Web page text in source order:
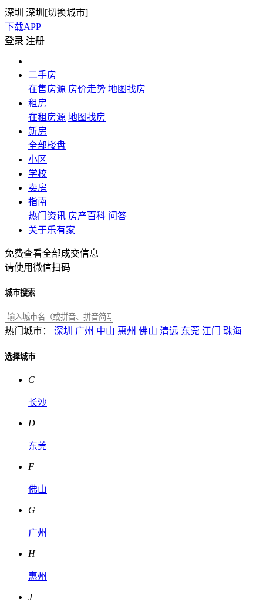
深圳 深圳[切换城市]
下载APP
登录 注册
二手房
在售房源 房价走势 地图找房
租房
在租房源 地图找房
新房
全部楼盘
小区
学校
卖房
指南
热门资讯 房产百科 问答
关于乐有家
免费查看全部成交信息
请使用微信扫码
城市搜索
热门城市： 深圳 广州 中山 惠州 佛山 清远 东莞 江门 珠海
选择城市
C
长沙
D
东莞
F
佛山
G
广州
H
惠州
J